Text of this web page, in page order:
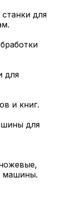
для
для
и книг.
для
машины.